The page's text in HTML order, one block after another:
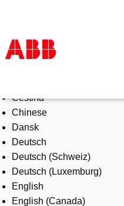
Products & Solutions
Industries
Services
About us
Where to buy
Contact us
Careers
Čeština
Chinese
Dansk
Deutsch
Deutsch (Schweiz)
Deutsch (Luxemburg)
English
English (Canada)